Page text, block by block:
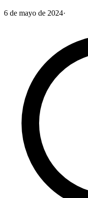
6 de mayo de 2024·